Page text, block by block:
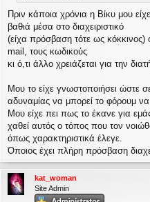
Πριν κάποια χρόνια η Βίκυ μου
βαθιά μέσα στο διαχειριστικό
(είχα πρόσβαση τότε ως κόκκινος)
mail, τους κωδικούς
κι ό,τι άλλο χρειάζεται για την
Μου το είχε γνωστοποιήσει ώστε
αδυναμίας να μπορεί το φόρουμ να
Μου είχε πει πως το έκανε για
χαθεί αυτός ο τόπος που τον
όπως χαρακτηριστικά έλεγε.
Όποιος έχει πλήρη πρόσβαση
kat_woman
Site Admin